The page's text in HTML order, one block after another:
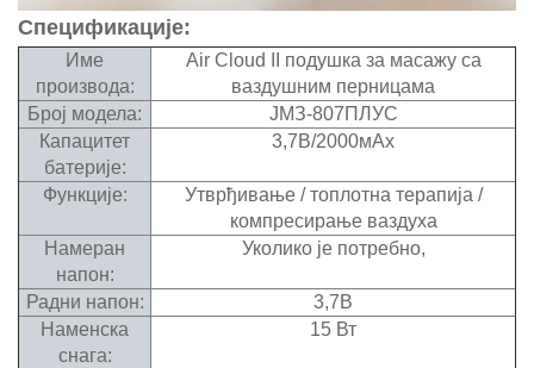
Спецификације:
Име
производа:
Air Cloud II подушка за масажу са
ваздушним перницама
Број модела:
ЈМЗ-807ПЛУС
Капацитет
батерије:
3,7В/2000мАх
Функције:
Утврђивање / топлотна терапија /
компресирање ваздуха
Намеран
напон:
Уколико је потребно,
Радни напон:
3,7В
Наменска
снага:
15 Вт